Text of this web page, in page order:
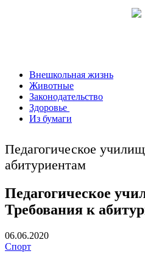
Внешкольная жизнь
Животные
Законодательство
Здоровье
Из бумаги
Педагогическое
абитуриентам
Педагогическое
Требования к
06.06.2020
Спорт